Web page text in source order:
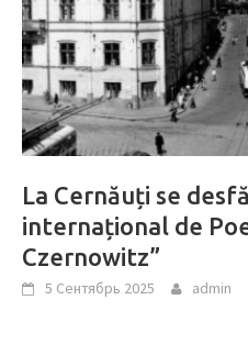
La Cernăuți se
internațional de
Czernowitz”
5 Сентябрь 2025 admin